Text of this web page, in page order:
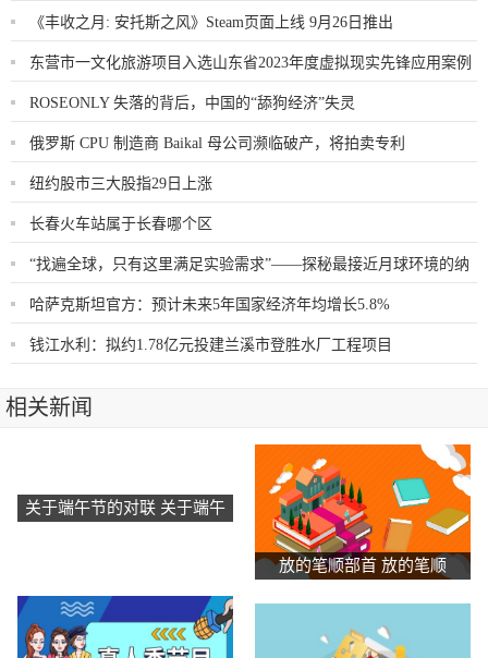
《丰收之月: 安托斯之风》Steam页面上线 9月26日推出
东营市一文化旅游项目入选山东省2023年度虚拟现实先锋应用案例
ROSEONLY 失落的背后，中国的“舔狗经济”失灵
俄罗斯 CPU 制造商 Baikal 母公司濒临破产，将拍卖专利
纽约股市三大股指29日上涨
长春火车站属于长春哪个区
“找遍全球，只有这里满足实验需求”——探秘最接近月球环境的纳
米真空互联实验站
哈萨克斯坦官方：预计未来5年国家经济年均增长5.8%
钱江水利：拟约1.78亿元投建兰溪市登胜水厂工程项目
相关新闻
关于端午节的对联 关于端午
放的笔顺部首 放的笔顺